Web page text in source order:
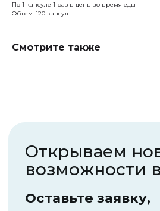
По 1 капсуле 1 раз в день во время еды
Объем: 120 капсул
Смотрите также
Я даю
согласие на получение рекламных и
информационных рассылок
Отправить